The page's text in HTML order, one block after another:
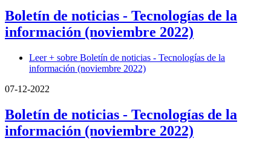
Boletín de noticias - Tecnologías de la
información (noviembre 2022)
Leer + sobre Boletín de noticias - Tecnologías de la
información (noviembre 2022)
07-12-2022
Boletín de noticias - Tecnologías de la
información (noviembre 2022)